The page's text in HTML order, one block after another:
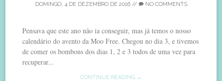
DOMINGO, 4 DE DEZEMBRO DE 2016// NO COMMENTS
Pensava que este ano não ia conseguir, mas já temos o nosso
calendário do avento da Moo Free. Chegou no dia 3, e tivemos
de comer os bombons dos dias 1, 2 e 3 todos de uma vez para
recuperar...
CONTINUE READING →